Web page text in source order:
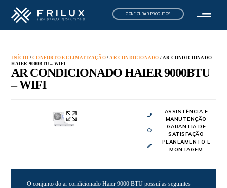
CONFIGURAR PRODUTOS
INÍCIO /CONFORTO E CLIMATIZAÇÃO/AR CONDICIONADO / AR CONDICIONADO
HAIER 9000BTU – WIFI
AR CONDICIONADO HAIER 9000BTU
– WIFI
ASSISTÊNCIA E
MANUTENÇÃO
GARANTIA DE
SATISFAÇÃO
PLANEAMENTO E
MONTAGEM
O conjunto do ar condicionado Haier 9000 BTU possuí as seguintes